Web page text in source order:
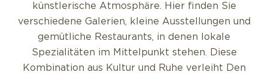
künstlerische Atmosphäre. Hier finden Sie
verschiedene Galerien, kleine Ausstellungen und
gemütliche Restaurants, in denen lokale
Spezialitäten im Mittelpunkt stehen. Diese
Kombination aus Kultur und Ruhe verleiht Den